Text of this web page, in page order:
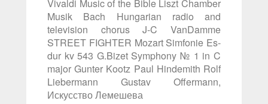
Vivaldi Music of the Bible Liszt Chamber
Musik Bach Hungarian radio and
television chorus J-C VanDamme
STREET FIGHTER Mozart Simfonie Es-
dur kv 543 G.Bizet Symphony № 1 in C
major Gunter Kootz Paul Hindemith Rolf
Liebermann Gustav Offermann,
Искусство Лемешева